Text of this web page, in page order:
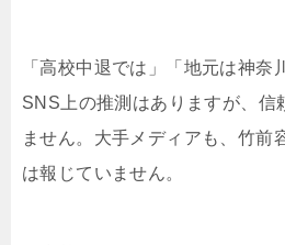
「高校中退では」「地元は神奈
SNS上の推測はありますが、信
ません。大手メディアも、竹前
は報じていません。